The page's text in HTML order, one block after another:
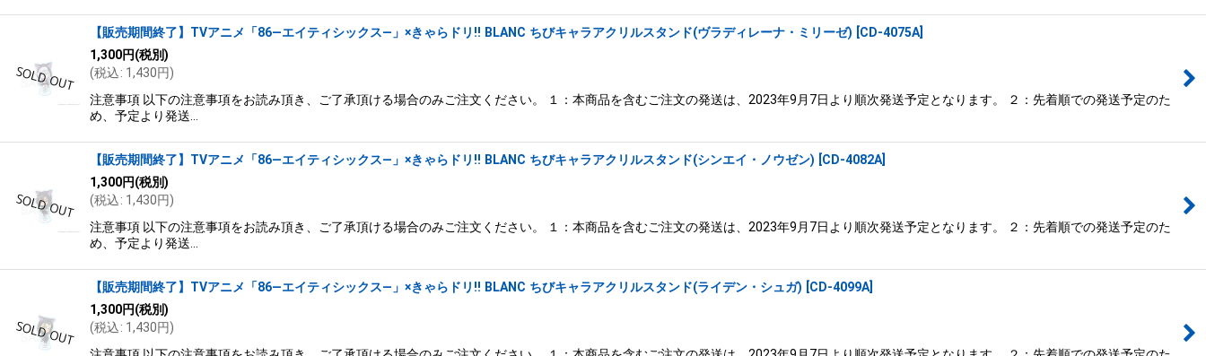
【販売期間終了】TVアニメ「86―エイティシックス―」×きゃらドリ!! BLANC ちびキャラアクリルスタンド(ヴラディレーナ・ミリーゼ) CD-4075A
1,300円(税別)
(税込: 1,430円)
注意事項 以下の注意事項をお読み頂き、ご了承頂ける場合のみご注文ください。 １：本商品を含むご注文の発送は、2023年9月7日より順次発送予定となります。 ２：先着順での発送予定のた
め、予定より発送…
【販売期間終了】TVアニメ「86―エイティシックス―」×きゃらドリ!! BLANC ちびキャラアクリルスタンド(シンエイ・ノウゼン) CD-4082A
1,300円(税別)
(税込: 1,430円)
注意事項 以下の注意事項をお読み頂き、ご了承頂ける場合のみご注文ください。 １：本商品を含むご注文の発送は、2023年9月7日より順次発送予定となります。 ２：先着順での発送予定のた
め、予定より発送…
【販売期間終了】TVアニメ「86―エイティシックス―」×きゃらドリ!! BLANC ちびキャラアクリルスタンド(ライデン・シュガ) CD-4099A
1,300円(税別)
(税込: 1,430円)